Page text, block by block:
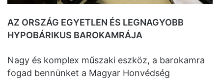
AZ ORSZÁG EGYETLEN ÉS LEGNAGYOBB
HYPOBÁRIKUS BAROKAMRÁJA
Nagy és komplex műszaki eszköz, a barokamra
fogad bennünket a Magyar Honvédség